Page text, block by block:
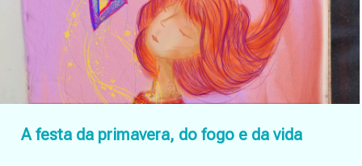
A festa da primavera, do fogo e da vida